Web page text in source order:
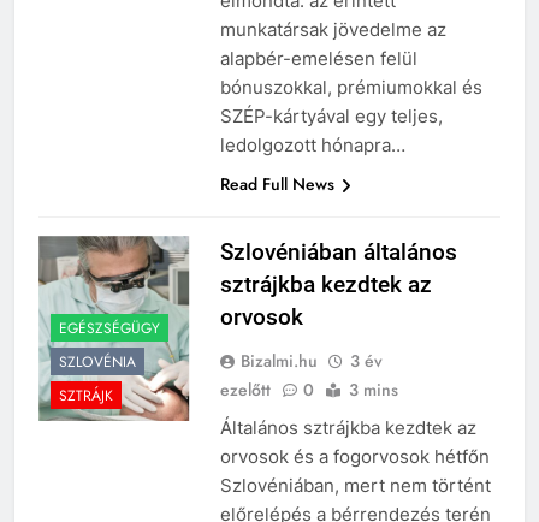
elmondta: az érintett
munkatársak jövedelme az
alapbér-emelésen felül
bónuszokkal, prémiumokkal és
SZÉP-kártyával egy teljes,
EGÉSZSÉGÜGY
SZLOVÉNIA
SZTRÁJK
Szlovéniában általános
sztrájkba kezdtek az
Bizalmi.hu
3 év
ezelőtt
Általános sztrájkba kezdtek az
orvosok és a fogorvosok hétfőn
Szlovéniában, mert nem történt